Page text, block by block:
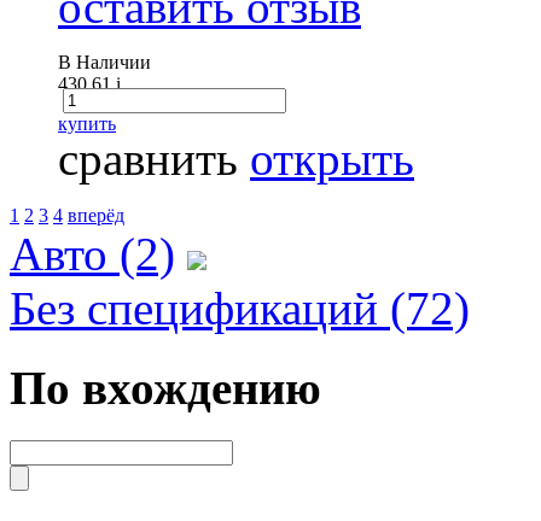
В Наличии
430.61i
купить
сравнить открыть
1 2 3 4 вперёд
Авто (2)
Без спецификаций (72)
По вхождению